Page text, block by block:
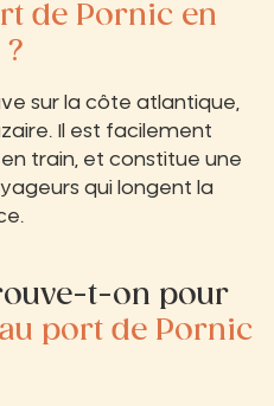
de Pornic en
sur la côte atlantique,
Il est facilement
train, et constitue une
qui longent la
t-on pour
au port de Pornic